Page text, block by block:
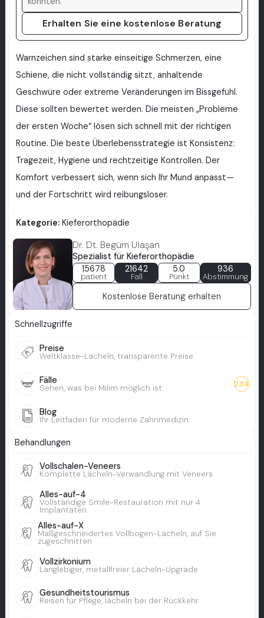
Erhalten Sie eine kostenlose Beratung
Warnzeichen sind starke einseitige Schmerzen, eine
Schiene, die nicht vollständig sitzt, anhaltende
Geschwüre oder extreme Veränderungen im Bissgefühl.
Diese sollten bewertet werden. Die meisten „Probleme
der ersten Woche“ lösen sich schnell mit der richtigen
Routine. Die beste Überlebensstrategie ist Konsistenz:
Tragezeit, Hygiene und rechtzeitige Kontrollen. Der
Komfort verbessert sich, wenn sich Ihr Mund anpasst—
und der Fortschritt wird reibungsloser.
Kategorie: Kieferorthopädie
Dr. Dt. Begüm Ulaşan
Spezialist für Kieferorthopädie
15678
patient
21642
Fall
5.0
Punkt
936
Abstimmung
Kostenlose Beratung erhalten
Schnellzugriffe
Preise
Weltklasse-Lächeln, transparente Preise
Fälle
Sehen, was bei Milim möglich ist 234
Blog
Ihr Leitfaden für moderne Zahnmedizin
Behandlungen
Vollschalen-Veneers
Komplette Lächeln-Verwandlung mit Veneers
Alles-auf-4
Vollständige Smile-Restauration mit nur 4
Implantaten
Alles-auf-X
Maßgeschneidertes Vollbogen-Lächeln, auf Sie
zugeschnitten
Vollzirkonium
Langlebiger, metallfreier Lächeln-Upgrade
Gesundheitstourismus
Reisen für Pflege, lächeln bei der Rückkehr